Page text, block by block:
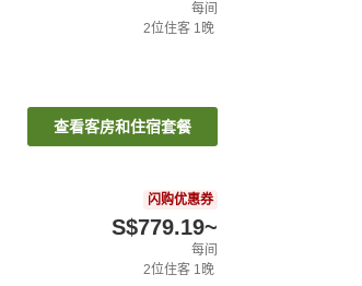
每间
2位住客 1 晚
查看客房和住宿套餐
闪购优惠券
S$779.19~
每间
2位住客 1晚